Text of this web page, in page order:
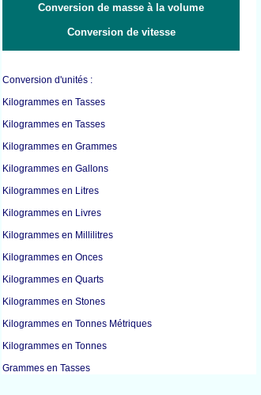
Conversion de masse à la volume
Conversion de vitesse
Conversion d'unités :
Kilogrammes en Tasses
Kilogrammes en Tasses
Kilogrammes en Grammes
Kilogrammes en Gallons
Kilogrammes en Litres
Kilogrammes en Livres
Kilogrammes en Millilitres
Kilogrammes en Onces
Kilogrammes en Quarts
Kilogrammes en Stones
Kilogrammes en Tonnes Métriques
Kilogrammes en Tonnes
Grammes en Tasses